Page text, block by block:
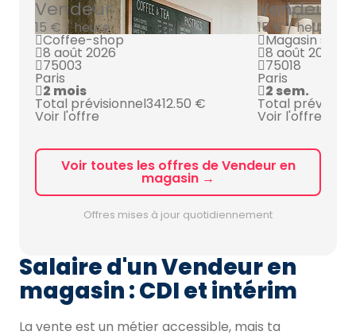
Vendeur
15 € / heure
Coffee-shop
8 août 2026
75003
Paris
2 mois
Total prévisionnel3412.50 €
Voir l'offre
Vendeur
15 € / heure
Magasin
8 août 2026
75018
Paris
2 sem.
Total
Voir l'offre
Voir toutes les offres de Vendeur en
magasin →
Offres mises à jour quotidiennement
Salaire d'un Vendeur en
magasin : CDI et intérim
La vente est un métier accessible, mais ta